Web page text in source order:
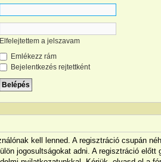
Elfelejtettem a jelszavam
Emlékezz rám
Bejelentkezés rejtettként
kell lenned. A regisztráció csupán
jogosultságokat adni. A regisztráció